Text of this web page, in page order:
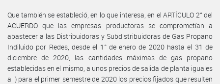
Que también se estableció, en lo que interesa, en el ARTÍCULO 2° del
ACUERDO que las empresas productoras se comprometían a
abastecer a las Distribuidoras y Subdistribuidoras de Gas Propano
Indiluido por Redes, desde el 1° de enero de 2020 hasta el 31 de
diciembre de 2020, las cantidades máximas de gas propano
establecidas en el mismo, a unos precios de salida de planta iguales
a i) para el primer semestre de 2020 los precios fijados que resulten